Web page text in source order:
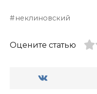
неклиновский
Оцените статью